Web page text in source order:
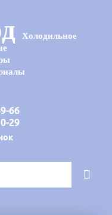
Холодильное
66
29